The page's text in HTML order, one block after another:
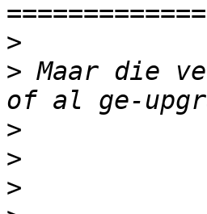
>
> Maar die
>
>
>